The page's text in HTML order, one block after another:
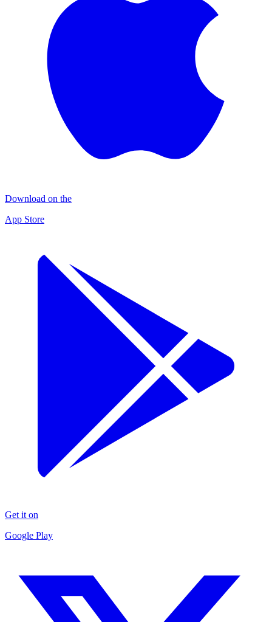
Download on the
App Store
Get it on
Google Play